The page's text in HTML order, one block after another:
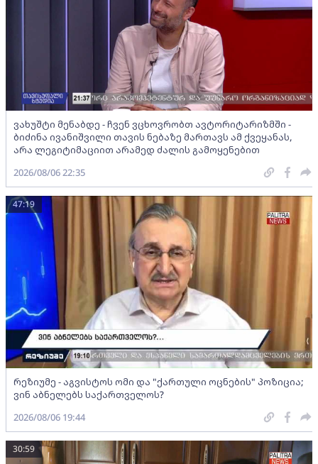
ვახუშტი მენაბდე - ჩვენ ვცხოვრობთ ავტორიტარიზმში -
ბიძინა ივანიშვილი თავის ნებაზე მართავს ამ ქვეყანას,
არა ლეგიტიმაციით არამედ ძალის გამოყენებით
2026/08/06 22:35
რეზიუმე - აგვისტოს ომი და "ქართული ოცნების" პოზიცია;
ვინ აბნელებს საქართველოს?
47:19
2026/08/06 19:44
30:59